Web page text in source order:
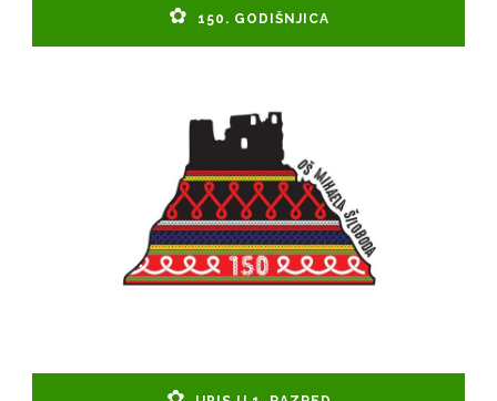
150. GODIŠNJICA